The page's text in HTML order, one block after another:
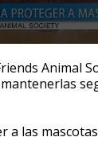
Animal
a las